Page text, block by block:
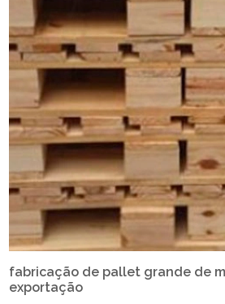
fabricação de pallet grande de
exportação